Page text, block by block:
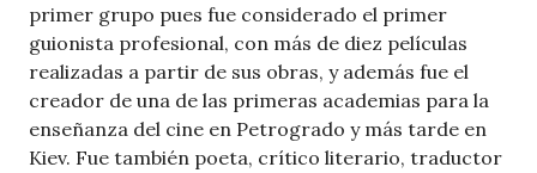
primer grupo pues fue considerado el primer
guionista profesional, con más de diez películas
realizadas a partir de sus obras, y además fue el
creador de una de las primeras academias para la
enseñanza del cine en Petrogrado y más tarde en
Kiev. Fue también poeta, crítico literario, traductor